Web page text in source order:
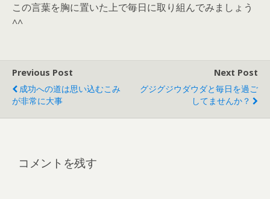
この言葉を胸に置いた上で毎日に取り組んでみましょう
^^
Previous Post
成功への道は思い込むこみ
が非常に大事
Next Post
グジグジウダウダと毎日を過ご
してませんか？
コメントを残す